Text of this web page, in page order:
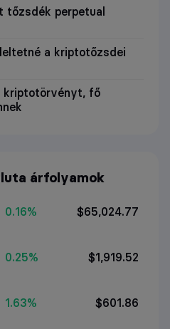
tőzsdék perpetual
a kriptotőzsdei
kriptotörvényt, fő
árfolyamok
0.16% $65,024.77
0.25% $1,919.52
1.63% $601.86